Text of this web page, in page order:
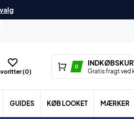
(0)
0
Gratis fragt ved
GUIDES KØB LOOKET MÆRKER